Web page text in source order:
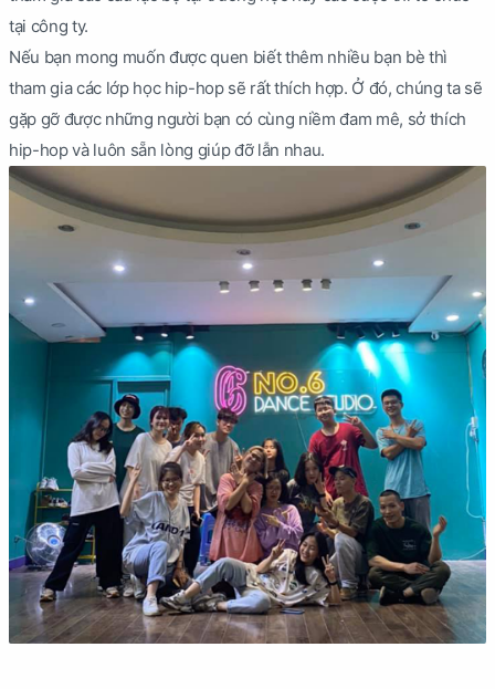
tại công ty.
Nếu bạn mong muốn được quen biết thêm nhiều bạn bè thì
tham gia các lớp học hip-hop sẽ rất thích hợp. Ở đó, chúng ta sẽ
gặp gỡ được những người bạn có cùng niềm đam mê, sở thích
hip-hop và luôn sẵn lòng giúp đỡ lẫn nhau.